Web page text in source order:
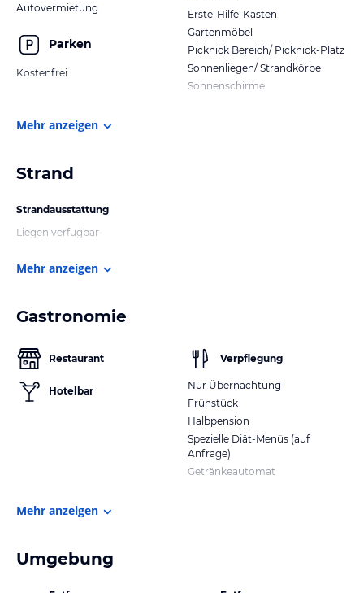
Autovermietung
Parken
Kostenfrei
Erste-Hilfe-Kasten
Gartenmöbel
Picknick Bereich/ Picknick-Platz
Sonnenliegen/ Strandkörbe
Sonnenschirme
Mehr anzeigen
Strand
Strandausstattung
Liegen verfügbar
Mehr anzeigen
Gastronomie
Restaurant
Hotelbar
Verpflegung
Nur Übernachtung
Frühstück
Halbpension
Spezielle Diät-Menüs (auf
Anfrage)
Getränkeautomat
Mehr anzeigen
Umgebung